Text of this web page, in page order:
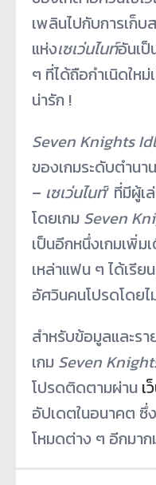
เพลินไปกับการเก็บ
แห่งเซเว่นไนท์อันเ
ๆ ที่ได้ถือกำเนิดให
น่ารัก !
Seven Knights
ของเกมระดับตำนา
– เซเว่นไนท์’ ที่มีผู้
โดยเกม Seven
เป็นอีกหนึ่งเกมเพิ่
เหล่าแฟน ๆ ได้เรี
อัศวินคนโปรดโดยไ
สำหรับข้อมูลและรา
เกม Seven
โปรดติดตามผ่าน เ
อัปเดตในอนาคต ซึ่
โหมดต่าง ๆ อีกมา